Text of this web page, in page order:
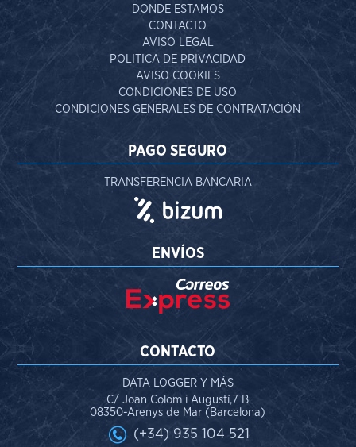
DONDE ESTAMOS
CONTACTO
AVISO LEGAL
POLITICA DE PRIVACIDAD
AVISO COOKIES
CONDICIONES DE USO
CONDICIONES GENERALES DE CONTRATACIÓN
PAGO SEGURO
TRANSFERENCIA BANCARIA
ENVÍOS
CONTACTO
DATA LOGGER Y MÁS
C/ Joan Colom i Augustí,7 B
08350-Arenys de Mar (Barcelona)
(+34) 935 104 521